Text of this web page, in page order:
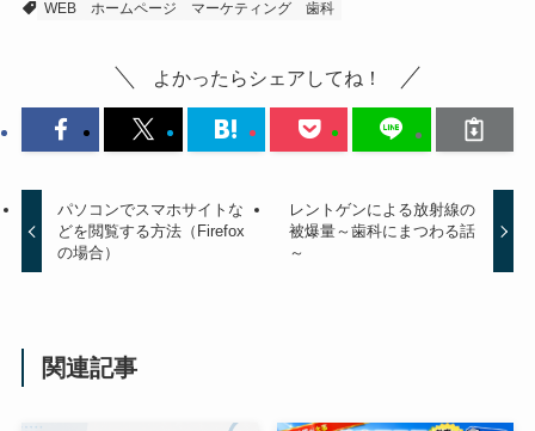
WEB
ホームページ マーケティング 歯科
よかったらシェアしてね！
パソコンでスマホサイトな
どを閲覧する方法（Firefox
の場合）
レントゲンによる放射線の
被爆量～歯科にまつわる話
～
関連記事